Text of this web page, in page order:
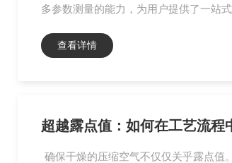
多参数测量的能力，为用户提供了一站
查看详情
超越露点值：如何在工艺流
确保干燥的压缩空气不仅仅关乎露点值